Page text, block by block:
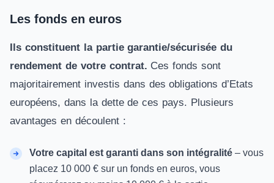
Les fonds en euros
Ils constituent la partie garantie/sécurisée du
rendement de votre contrat. Ces fonds sont
majoritairement investis dans des obligations d’Etats
européens, dans la dette de ces pays. Plusieurs
avantages en découlent :
Votre capital est garanti dans son intégralité – vous
placez 10 000 € sur un fonds en euros, vous